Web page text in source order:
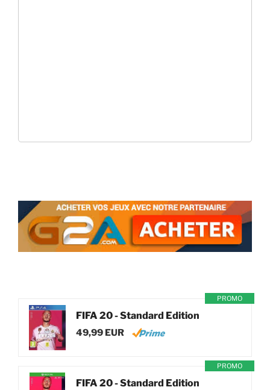
PROMO
FIFA 20 - Standard Edition
49,99 EUR
PROMO
FIFA 20 - Standard Edition